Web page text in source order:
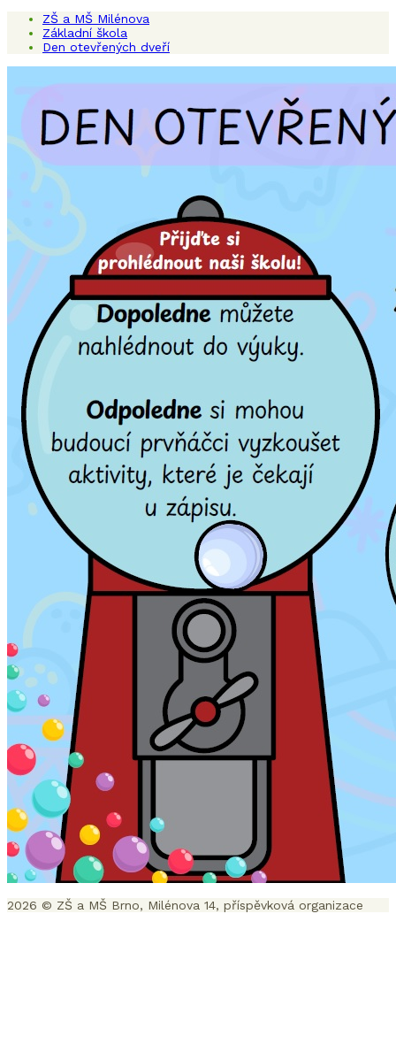
ZŠ a MŠ Milénova
Základní škola
Den otevřených dveří
2026 © ZŠ a MŠ Brno, Milénova 14, příspěvková organizace